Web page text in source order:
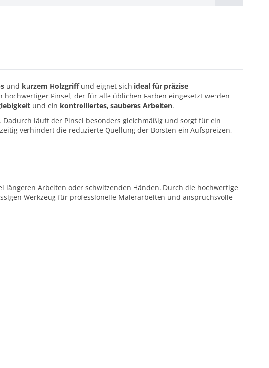
und kurzem Holzgriffund eignet sich ideal für präzise
hochwertiger Pinsel, der für alle üblichen Farben eingesetzt werden
und ein kontrolliertes, sauberes Arbeiten.
. Dadurch läuft der Pinsel besonders gleichmäßig und sorgt für ein
verhindert die reduzierte Quellung der Borsten ein Aufspreizen,
längeren Arbeiten oder schwitzenden Händen. Durch die hochwertige
Werkzeug für professionelle Malerarbeiten und anspruchsvolle